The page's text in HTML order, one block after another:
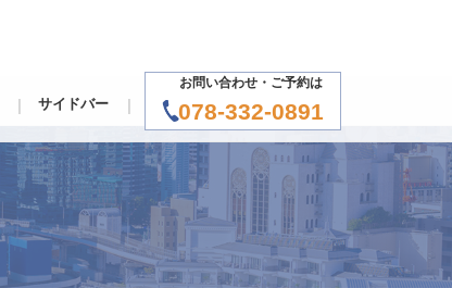
サイドバー
お問い合わせ・ご予約は
078-332-0891